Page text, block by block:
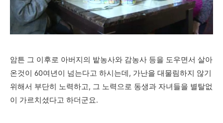
암튼 그 이후로 아버지의 밭농사와 감농사 등을 도우면서 살아
온것이 60여년이 넘는다고 하시는데, 가난을 대물림하지 않기
위해서 부단히 노력하고, 그 노력으로 동생과 자녀들을 별탈없
이 가르치셨다고 하더군요.